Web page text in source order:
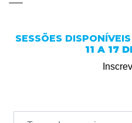
SESSÕES
11 A 17